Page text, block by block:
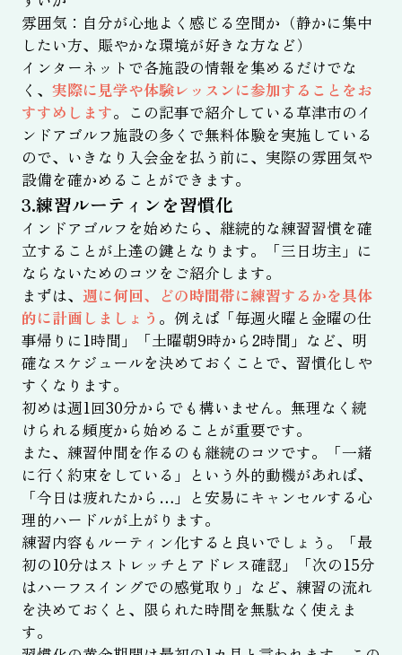
雰囲気：自分が心地よく感じる空間か（静かに集中
したい方、賑やかな環境が好きな方など）
インターネットで各施設の情報を集めるだけでな
く、 実際に見学や体験レッスンに参加することをお
すすめします。この記事で紹介している草津市のイ
ンドアゴルフ施設の多くで無料体験を実施している
ので、いきなり入会金を払う前に、実際の雰囲気や
設備を確かめることができます。
3.練習ルーティンを習慣化
インドアゴルフを始めたら、継続的な練習習慣を確
立することが上達の鍵となります。「三日坊主」に
ならないためのコツをご紹介します。
まずは、 週に何回、どの時間帯に練習するかを具体
的に計画しましょう 。例えば「毎週火曜と金曜の仕
事帰りに1時間」「土曜朝9時から2時間」など、明
確なスケジュールを決めておくことで、習慣化しや
すくなります。
初めは週1回30分からでも構いません。無理なく続
けられる頻度から始めることが重要です。
また、練習仲間を作るのも継続のコツです。「一緒
に行く約束をしている」という外的動機があれば、
「今日は疲れたから…」と安易にキャンセルする心
理的ハードルが上がります。
練習内容もルーティン化すると良いでしょう。「最
初の10分はストレッチとアドレス確認」「次の15分
はハーフスイングでの感覚取り」など、練習の流れ
を決めておくと、限られた時間を無駄なく使えま
す。